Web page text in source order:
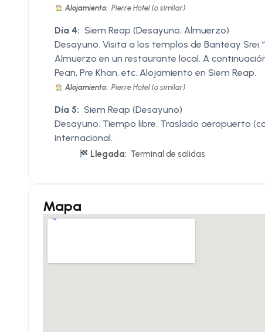
Alojamiento: Pierre Hotel (o similar)
Día 4: Siem Reap (Desayuno, Almuerzo)
Desayuno. Visita a los templos de Banteay Srei
Almuerzo en un restaurante local. A
Pean, Pre Khan, etc. Alojamiento en Siem Reap.
Alojamiento: Pierre Hotel (o similar)
Día 5: Siem Reap (Desayuno)
Desayuno. Tiempo libre. Traslado aeropuerto
internacional.
Llegada: Terminal de salidas
Mapa